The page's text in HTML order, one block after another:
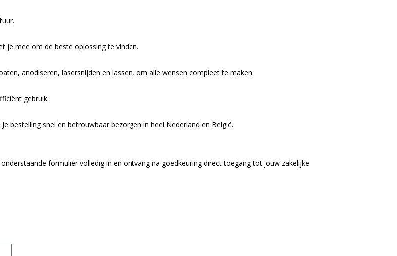
je mee om de beste oplossing te vinden.
anodiseren, lasersnijden en lassen, om alle wensen compleet te maken.
gebruik.
bestelling snel en betrouwbaar bezorgen in heel Nederland en België.
formulier volledig in en ontvang na goedkeuring direct toegang tot jouw zakelijke